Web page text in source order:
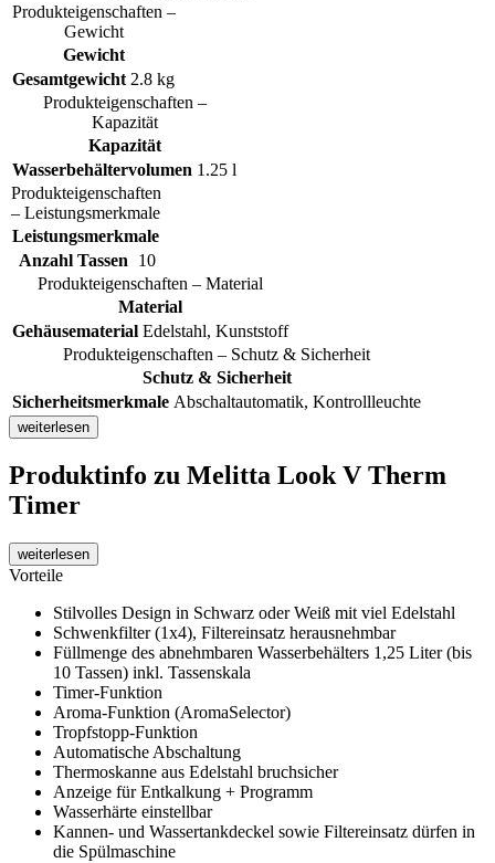
Produkteigenschaften –
Gewicht
Gewicht
Gesamtgewicht 2.8 kg
Produkteigenschaften –
Kapazität
Kapazität
Wasserbehältervolumen 1.25 l
Produkteigenschaften
– Leistungsmerkmale
Leistungsmerkmale
Anzahl Tassen
10
Produkteigenschaften – Material
Material
Gehäusematerial Edelstahl, Kunststoff
Produkteigenschaften – Schutz & Sicherheit
Schutz & Sicherheit
Sicherheitsmerkmale Abschaltautomatik, Kontrollleuchte
weiterlesen
Produktinfo zu Melitta Look V Therm
Timer
weiterlesen
Vorteile
Stilvolles Design in Schwarz oder Weiß mit viel Edelstahl
Schwenkfilter (1x4), Filtereinsatz herausnehmbar
Füllmenge des abnehmbaren Wasserbehälters 1,25 Liter (bis
10 Tassen) inkl. Tassenskala
Timer-Funktion
Aroma-Funktion (AromaSelector)
Tropfstopp-Funktion
Automatische Abschaltung
Thermoskanne aus Edelstahl bruchsicher
Anzeige für Entkalkung + Programm
Wasserhärte einstellbar
Kannen- und Wassertankdeckel sowie Filtereinsatz dürfen in
die Spülmaschine